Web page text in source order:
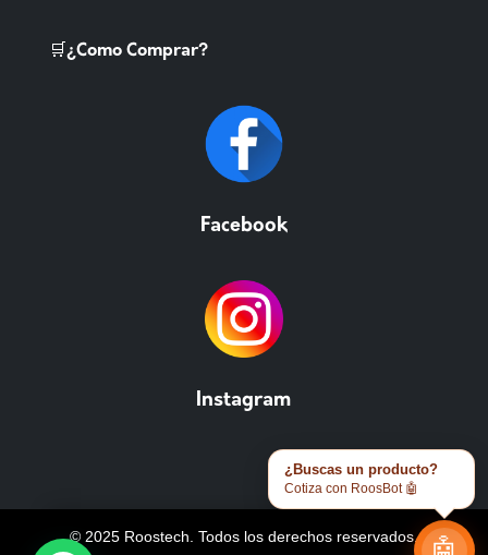
🛒¿Como Comprar?
Facebook
Instagram
© 2025 Roostech. Todos los derechos reservados.
¿Buscas un producto?
Cotiza con RoosBot 🤖